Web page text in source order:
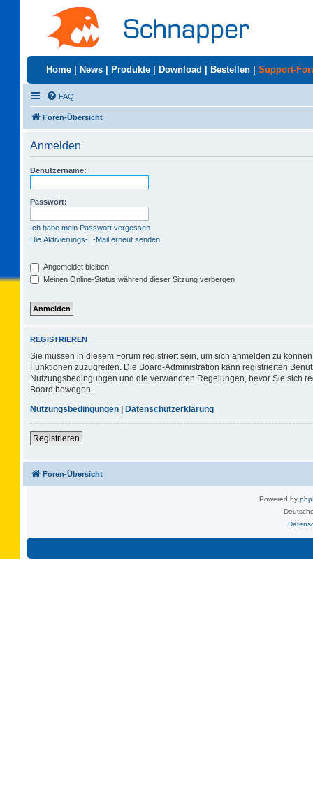
Home News Produkte Download Bestellen Support-
FAQ
Foren-Übersicht
Anmelden
Benutzername:
Passwort:
Ich habe mein Passwort vergessen
Die Aktivierungs-E-Mail erneut senden
Angemeldet bleiben
Meinen Online-Status während dieser Sitzung verbergen
REGISTRIEREN
Sie müssen in diesem Forum registriert sein, um sich anmelden zu
Funktionen zuzugreifen. Die Board-Administration kann registrierten
Nutzungsbedingungen und die verwandten Regelungen, bevor Sie sich
Board bewegen.
Nutzungsbedingungen | Datenschutzerklärung
Registrieren
Foren-Übersicht
Powered by